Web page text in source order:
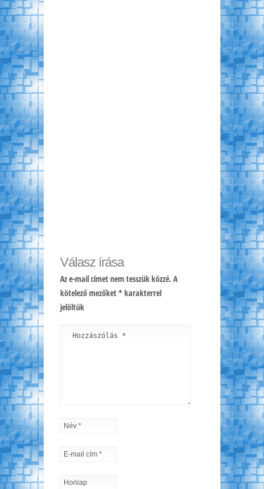
Válasz írása
Az e-mail címet nem tesszük közzé. A
kötelező mezőket* karakterrel
jelöltük